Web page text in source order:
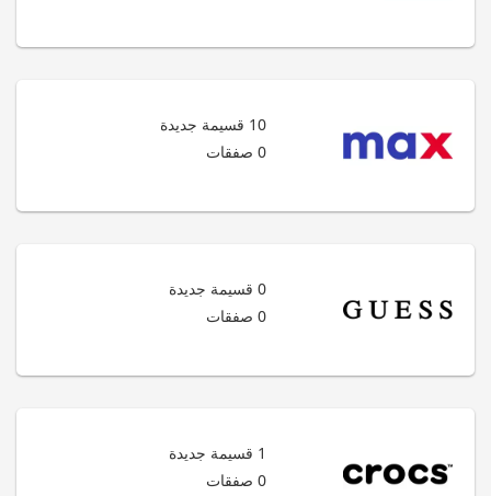
10 قسيمة جديدة
0 صفقات
0 قسيمة جديدة
0 صفقات
1 قسيمة جديدة
0 صفقات